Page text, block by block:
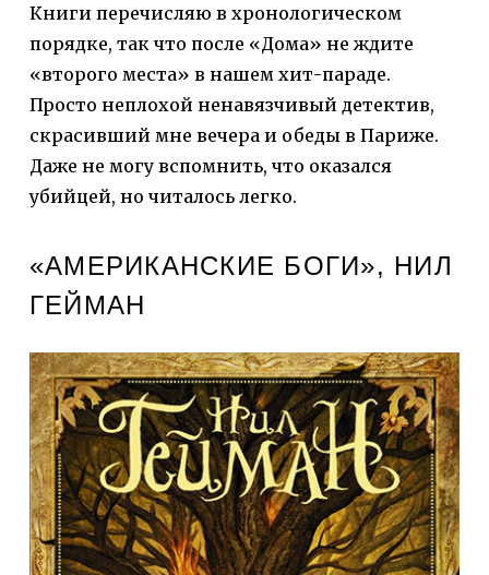
Книги перечисляю в хронологическом
порядке, так что после «Дома» не ждите
«второго места» в нашем хит-параде.
Просто неплохой ненавязчивый детектив,
скрасивший мне вечера и обеды в Париже.
Даже не могу вспомнить, что оказался
убийцей, но читалось легко.
«АМЕРИКАНСКИЕ БОГИ», НИЛ
ГЕЙМАН